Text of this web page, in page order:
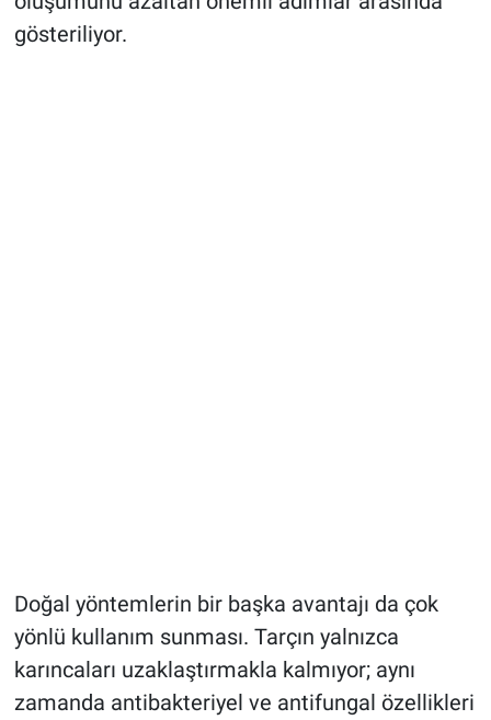
gösteriliyor.
Doğal yöntemlerin bir başka avantajı da çok
yönlü kullanım sunması. Tarçın yalnızca
karıncaları uzaklaştırmakla kalmıyor; aynı
zamanda antibakteriyel ve antifungal özellikleri